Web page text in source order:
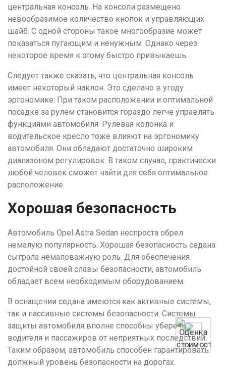
центральная консоль. На консоли размещено
невообразимое количество кнопок и управляющих
шайб. С одной стороны такое многообразие может
показаться пугающим и ненужным. Однако через
некоторое время к этому быстро привыкаешь.
Следует также сказать, что центральная консоль
имеет некоторый наклон. Это сделано в угоду
эргономике. При таком расположении и оптимальной
посадке за рулем становится гораздо легче управлять
функциями автомобиля. Рулевая колонка и
водительское кресло тоже влияют на эргономику
автомобиля. Они обладают достаточно широким
диапазоном регулировок. В таком случае, практически
любой человек сможет найти для себя оптимальное
расположение.
Хорошая безопасность
Автомобиль Opel Astra Sedan неспроста обрел
немалую популярность. Хорошая безопасность седана
сыграла немаловажную роль. Для обеспечения
достойной своей славы безопасности, автомобиль
обладает всем необходимым оборудованием.
В оснащении седана имеются как активные системы,
так и пассивные системы безопасности. Системы
защиты автомобиля вполне способны уберечь
водителя и пассажиров от неприятных последствий.
Таким образом, автомобиль способен гарантировать
должный уровень безопасности на дорогах.